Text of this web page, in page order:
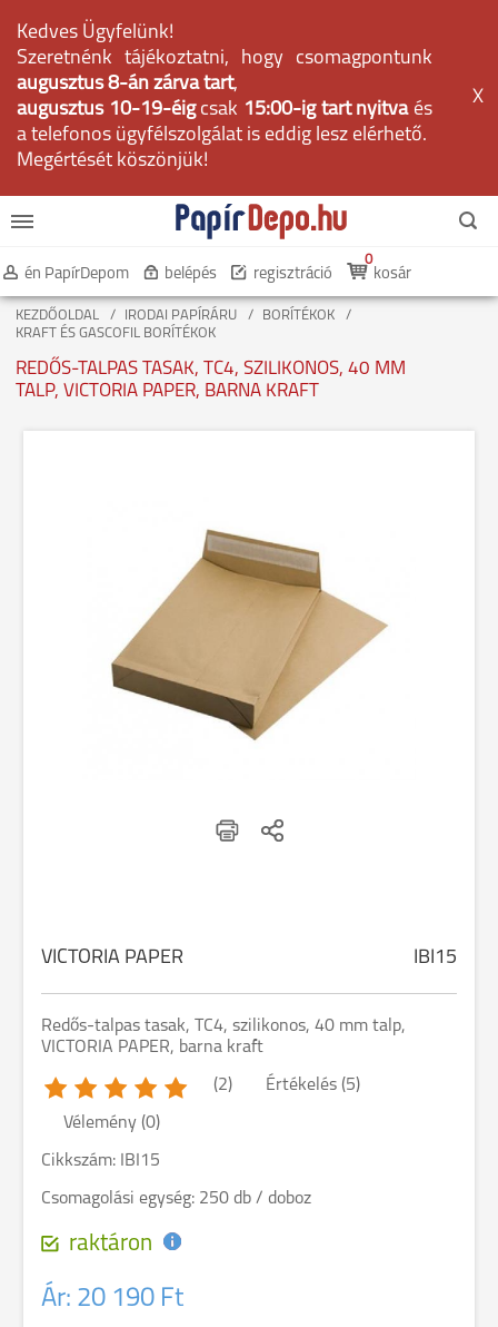
Kedves Ügyfelünk!
Szeretnénk tájékoztatni, hogy csomagpontunk
augusztus 8-án zárva tart,
augusztus 10-19-éig csak 15:00-ig tart nyitvaés
a telefonos ügyfélszolgálat is eddig lesz elérhető.
Megértését köszönjük!
X
én PapírDepom belépés regisztráció kosár
0
KEZDŐOLDAL IRODAI PAPÍRÁRU
BORÍTÉKOK
KRAFT ÉS GASCOFIL BORÍTÉKOK
REDŐS-TALPAS TASAK, TC4, SZILIKONOS, 40 MM
TALP, VICTORIA PAPER, BARNA KRAFT
VICTORIA PAPER IBI15
Redős-talpas tasak, TC4, szilikonos, 40 mm talp,
VICTORIA PAPER, barna kraft
(2) Értékelés (5)
Vélemény (0)
Cikkszám: IBI15
Csomagolási egység: 250 db / doboz
raktáron
Ár: 20 190 Ft